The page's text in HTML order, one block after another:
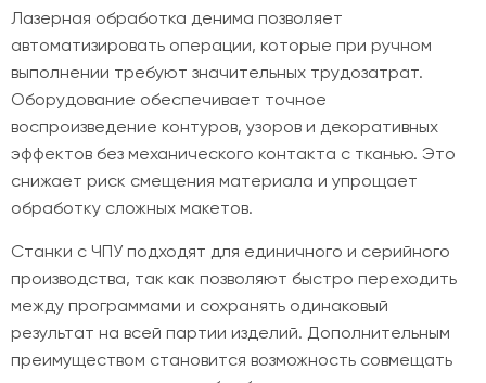
Лазерная обработка денима позволяет
автоматизировать операции, которые при ручном
выполнении требуют значительных трудозатрат.
Оборудование обеспечивает точное
воспроизведение контуров, узоров и декоративных
эффектов без механического контакта с тканью. Это
снижает риск смещения материала и упрощает
обработку сложных макетов.
Станки с ЧПУ подходят для единичного и серийного
производства, так как позволяют быстро переходить
между программами и сохранять одинаковый
результат на всей партии изделий. Дополнительным
преимуществом становится возможность совмещать